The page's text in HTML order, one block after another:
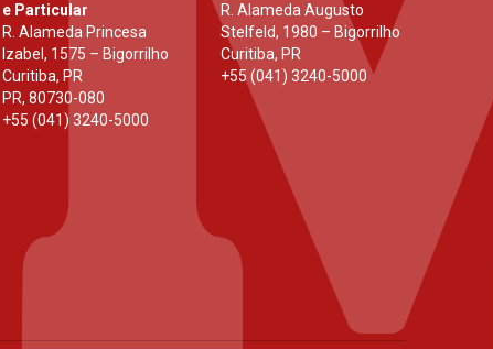
e Particular
R. Alameda Princesa
Izabel, 1575 – Bigorrilho
Curitiba, PR
PR, 80730-080
+55 (041) 3240-5000
R. Alameda Augusto
Stelfeld, 1980 – Bigorrilho
Curitiba, PR
+55 (041) 3240-5000